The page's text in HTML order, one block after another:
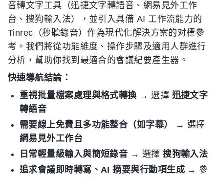
音轉文字工具（迅捷文字轉語音、網易見外工作
台、搜狗輸入法），並引入具備 AI 工作流能力的
Tinrec（秒聽錄音）作為現代化解決方案的对標參
考。我們將從功能維度、操作步驟及適用人群進行
分析，幫助你找到最適合的會議紀要產生器。
快速導航結論：
重視批量檔案處理與格式轉換 → 選擇 迅捷文字
轉語音
需要線上免費且多功能整合（如字幕）
→ 選擇
網易見外工作台
日常輕量級輸入與簡短錄音 → 選擇搜狗輸入法
追求會議即時轉寫、AI 摘要與行動項生成 → 參